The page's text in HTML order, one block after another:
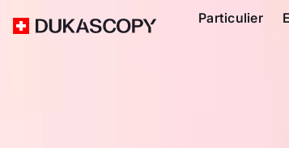
Particulier